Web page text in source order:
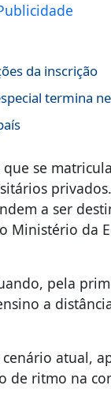
da inscrição
termina
se
a ser
Ministério da
pela
a
atual,
ritmo na